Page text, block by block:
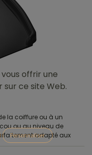
la coiffure ou à un
ou au niveau de
adapté aux
3 coloris : Noir, Gris ou
offrir une
ce site Web.
Personnaliser